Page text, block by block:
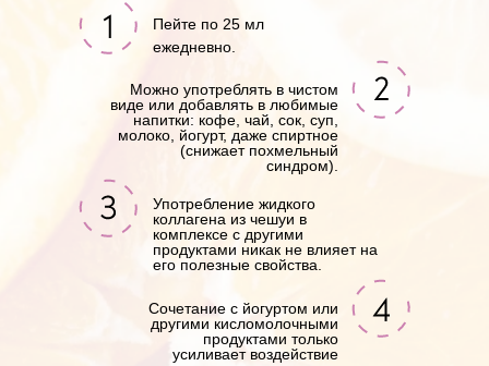
Пейте по 25 мл
ежедневно.
Можно употреблять в чистом
виде или добавлять в любимые
напитки: кофе, чай, сок, суп,
молоко, йогурт, даже спиртное
(снижает похмельный
синдром).
Употребление жидкого
коллагена из чешуи в
комплексе с другими
продуктами никак не влияет на
его полезные свойства.
Сочетание с йогуртом или
другими кисломолочными
продуктами только
усиливает воздействие